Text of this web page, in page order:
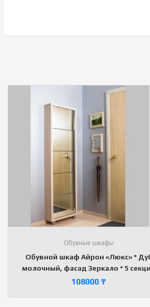
Обувные шкафы
Обувной шкаф Айрон «Люкс» *
молочный, фасад Зеркало * 5
108000 ₸